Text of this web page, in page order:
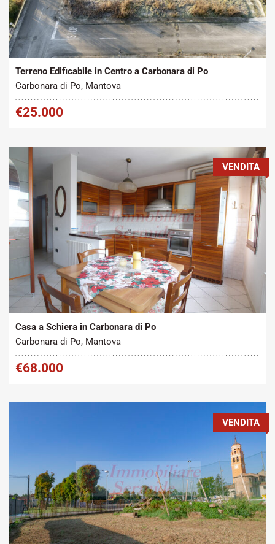
Tipo contratto:
Vendita
Metratura Commerciale:
830 m2
Terreno Edificabile in Centro a Carbonara di Po
Carbonara di Po, Mantova
€25.000
Tipo contratto:
Vendita
Metratura Commerciale:
160 m2
VENDITA
Casa a Schiera in Carbonara di Po
Carbonara di Po, Mantova
€68.000
VENDITA